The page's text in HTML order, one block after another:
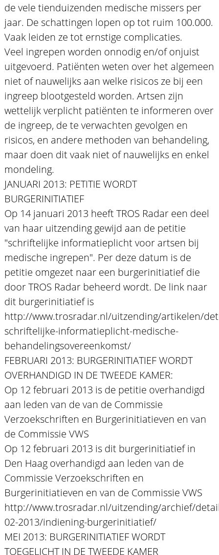
de vele tienduizenden medische missers per
jaar. De schattingen lopen op tot ruim 100.000.
Vaak leiden ze tot ernstige complicaties.
Veel ingrepen worden onnodig en/of onjuist
uitgevoerd. Patiënten weten over het algemeen
niet of nauwelijks aan welke risicos ze bij een
ingreep blootgesteld worden. Artsen zijn
wettelijk verplicht patiënten te informeren over
de ingreep, de te verwachten gevolgen en
risicos, en andere methoden van behandeling,
maar doen dit vaak niet of nauwelijks en enkel
mondeling.
JANUARI 2013: PETITIE WORDT
BURGERINITIATIEF
Op 14 januari 2013 heeft TROS Radar een deel
van haar uitzending gewijd aan de petitie
"schriftelijke informatieplicht voor artsen bij
medische ingrepen". Per deze datum is de
petitie omgezet naar een burgerinitiatief die
door TROS Radar beheerd wordt. De link naar
dit burgerinitiatief is
http://www.trosradar.nl/uitzending/artikelen/
schriftelijke-informatieplicht-medische-
behandelingsovereenkomst/
FEBRUARI 2013: BURGERINITIATIEF WORDT
OVERHANDIGD IN DE TWEEDE KAMER:
Op 12 februari 2013 is de petitie overhandigd
aan leden van de van de Commissie
Verzoekschriften en Burgerinitiatieven en van
de Commissie VWS
Op 12 februari 2013 is dit burgerinitiatief in
Den Haag overhandigd aan leden van de
Commissie Verzoekschriften en
Burgerinitiatieven en van de Commissie VWS
http://www.trosradar.nl/uitzending/archief/
02-2013/indiening-burgerinitiatief/
MEI 2013: BURGERINITIATIEF WORDT
TOEGELICHT IN DE TWEEDE KAMER